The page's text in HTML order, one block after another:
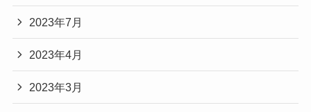
2023年7月
2023年4月
2023年3月